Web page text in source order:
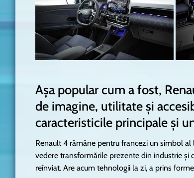
Așa popular cum a fost,
de imagine, utilitate și
caracteristicile principale și
Renault 4 rămâne pentru francezi un simbol al
vedere transformările prezente din industrie și
reînviat. Are acum tehnologii la zi, a prins